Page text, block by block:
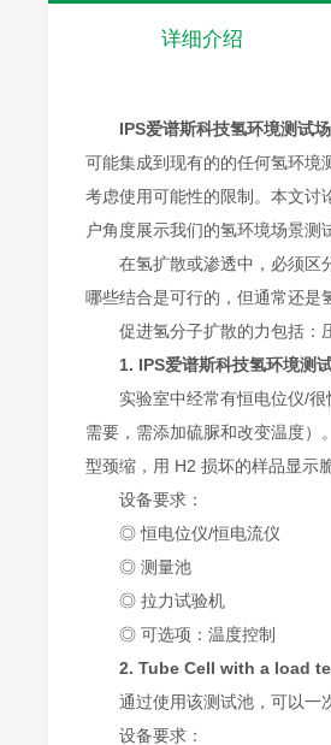
详细介绍
IPS爱谱斯科技氢环境测试
可能集成到现有的的任何氢环境
考虑使用可能性的限制。本文讨
户角度展示我们的氢环境场景测
在氢扩散或渗透中，必须区
哪些结合是可行的，但通常还是
促进氢分子扩散的力包括：
1. IPS爱谱斯科技氢环境测
实验室中经常有恒电位仪/
需要，需添加硫脲和改变温度）
型颈缩，用 H2 损坏的样品显示
设备要求：
◎ 恒电位仪/恒电流仪
◎ 测量池
◎ 拉力试验机
◎ 可选项：温度控制
2. Tube Cell with a load
通过使用该测试池，可以一
设备要求：